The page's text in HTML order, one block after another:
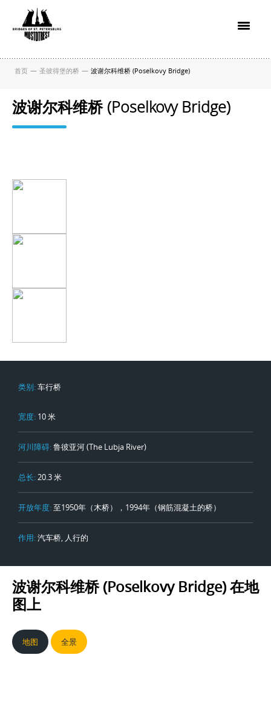
首页 — 圣彼得堡的桥 — 波谢尔科维桥 (Poselkovy Bridge)
波谢尔科维桥 (Poselkovy Bridge)
类别:车行桥
宽度: 10 米
河川障碍:鲁彼亚河 (The Lubja River)
总长:20.3 米
开放年度:至1950年（木桥），1994年（钢筋混凝土的桥）
作用:汽车桥, 人行的
波谢尔科维桥 (Poselkovy Bridge)在地
图上
地图 全景